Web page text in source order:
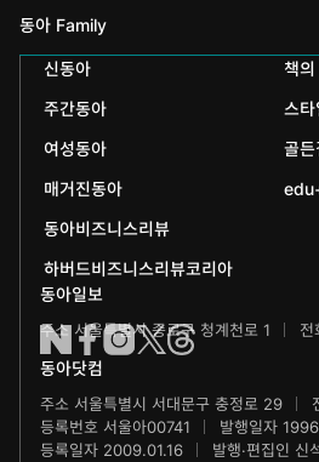
스포츠동아
어린이동아
에듀동아
어린이과학동아
수학동아
어린이수학동아
IT동아
동아 신춘문예
동아국악콩쿠르
동아뮤지컬콩쿠르
동아무용콩쿠르
동아주니어음악콩쿠르
동아주니어국악콩쿠르
동아마라톤
동아연극상
동아 Family
인촌기념회
신문박물관
화정평화재단
하서학술재단
신동아
책의
주간동아
스
여성동아
골든
매거진동아
동아비즈니스리뷰
하버드비즈니스리뷰코리아
동아일보
주소 서울특별시 종로구 청계천로 1
동아닷컴
주소 서울특별시 서대문구 충정로 29
등록번호 서울아00741
발행일자
등록일자 2009.01.16
발행·편집인 신